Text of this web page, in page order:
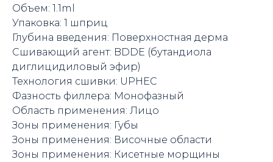
Объем: 1.1ml
Упаковка: 1 шприц
Глубина введения: Поверхностная дерма
Сшивающий агент: BDDE (бутандиола
диглицидиловый эфир)
Технология сшивки: UPHEC
Фазность филлера: Монофазный
Область применения: Лицо
Зоны применения: Губы
Зоны применения: Височные области
Зоны применения: Кисетные морщины